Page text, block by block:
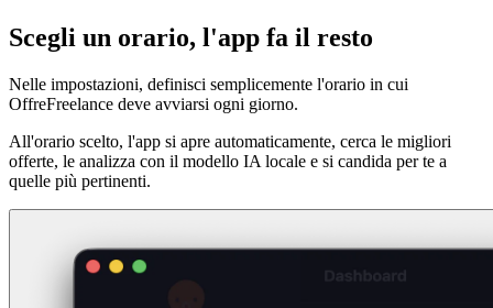
Scegli un orario, l'app fa il resto
Nelle impostazioni, definisci semplicemente l'orario in cui
OffreFreelance deve avviarsi ogni giorno.
All'orario scelto, l'app si apre automaticamente, cerca le migliori
offerte, le analizza con il modello IA locale e si candida per te a
quelle più pertinenti.